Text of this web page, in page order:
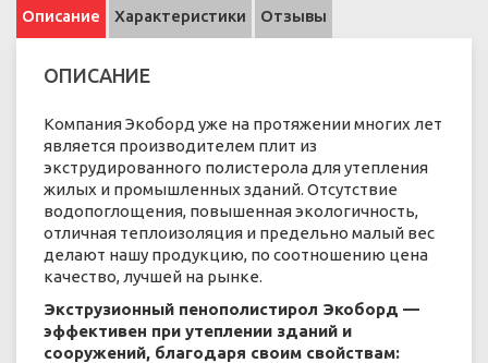
Описание Характеристики Отзывы
ОПИСАНИЕ
Компания Экоборд уже на протяжении многих лет
является производителем плит из
экструдированного полистерола для утепления
жилых и промышленных зданий. Отсутствие
водопоглощения, повышенная экологичность,
отличная теплоизоляция и предельно малый вес
делают нашу продукцию, по соотношению цена
качество, лучшей на рынке.
Экструзионный пенополистирол Экоборд —
эффективен при утеплении зданий и
сооружений, благодаря своим свойствам: